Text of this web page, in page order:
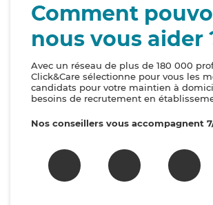
Comment
nous vous aider
Avec un réseau de plus de 180 000
Click&Care sélectionne pour vous les
candidats pour votre maintien à
besoins de recrutement en
Nos conseillers vous accompagnent